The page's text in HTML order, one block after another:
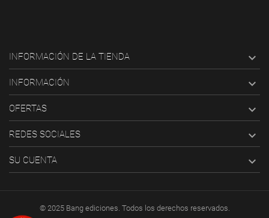
INFORMACIÓN DE LA TIENDA 
INFORMACIÓN 
OFERTAS 
REDES SOCIALES 
SU CUENTA 
© 2025 Bang ediciones. Todos los derechos reservados.